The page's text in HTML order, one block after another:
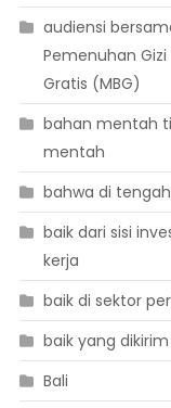
audiensi
Pemenuhan Gizi
Gratis (MBG)
bahan mentah
mentah
bahwa di
baik dari sisi
kerja
baik di sektor
baik yang
Bali